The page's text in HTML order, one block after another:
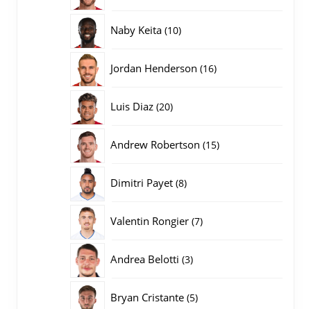
Naby Keita 1010
Jordan Henderson 1616
Luis Diaz 2020
Andrew Robertson 1515
Dimitri Payet 88
Valentin Rongier 77
Andrea Belotti 33
Bryan Cristante 55